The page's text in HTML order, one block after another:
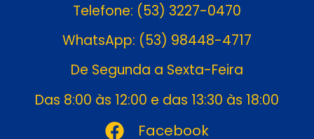
Telefone: (53) 3227-0470
WhatsApp: (53) 98448-4717
De Segunda a Sexta-Feira
Das 8:00 às 12:00 e das 13:30 às 18:00
Facebook